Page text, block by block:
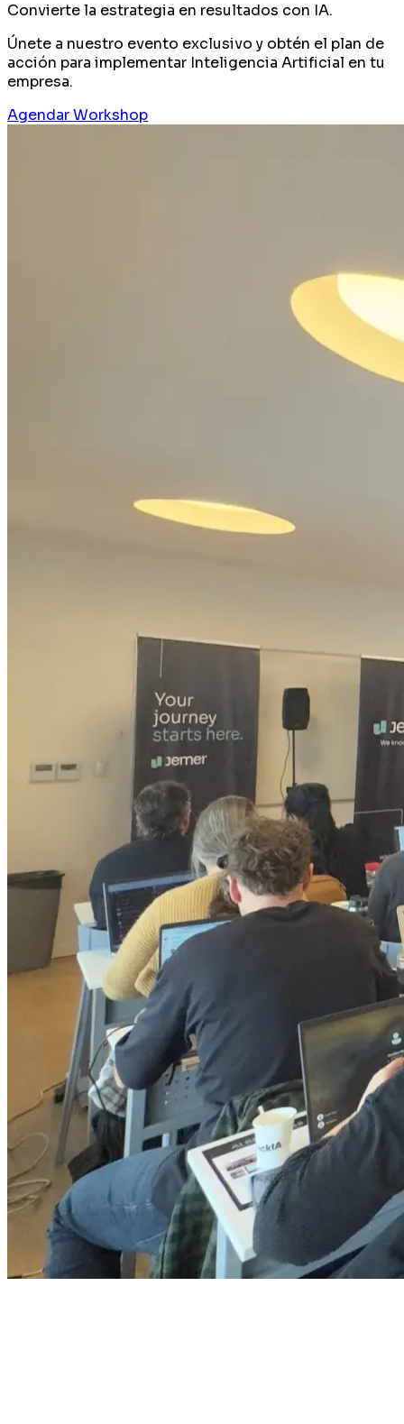
Convierte la estrategia en resultados con IA.
Únete a nuestro evento exclusivo y obtén el plan de
acción para implementar Inteligencia Artificial en tu
empresa.
Agendar Workshop